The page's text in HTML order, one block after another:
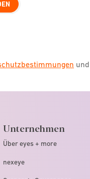
und
Unternehmen
Über eyes + more
nexeye